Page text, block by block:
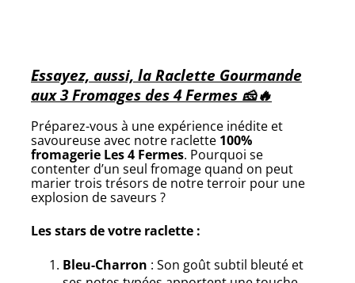
Essayez, aussi, la Raclette Gourmande
aux 3 Fromages des 4 Fermes 🧀🔥
Préparez-vous à une expérience inédite et
savoureuse avec notre raclette 100%
fromagerie Les 4 Fermes. Pourquoi se
contenter d’un seul fromage quand on peut
marier trois trésors de notre terroir pour une
explosion de saveurs ?
Les stars de votre raclette :
Bleu-Charron : Son goût subtil bleuté et